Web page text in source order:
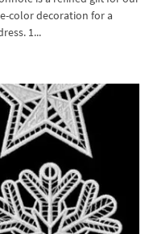
color decoration for a
1...